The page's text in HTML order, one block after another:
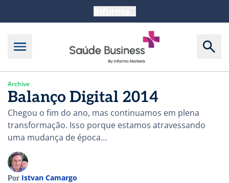
Archive
Balanço Digital 2014
Chegou o fim do ano, mas continuamos em plena
transformação. Isso porque estamos atravessando
uma mudança de época…
Por Istvan Camargo